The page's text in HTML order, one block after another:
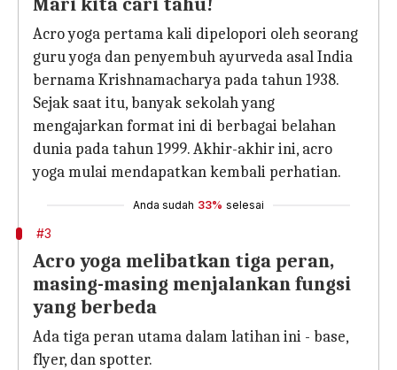
Acro yoga pertama kali dipelopori oleh seorang
guru yoga dan penyembuh ayurveda asal India
bernama Krishnamacharya pada tahun 1938.
Sejak saat itu, banyak sekolah yang
mengajarkan format ini di berbagai belahan
dunia pada tahun 1999. Akhir-akhir ini, acro
yoga mulai mendapatkan kembali perhatian.
Anda sudah 33% selesai
#3
Acro yoga melibatkan tiga peran,
masing-masing menjalankan fungsi
yang berbeda
Ada tiga peran utama dalam latihan ini - base,
flyer, dan spotter.